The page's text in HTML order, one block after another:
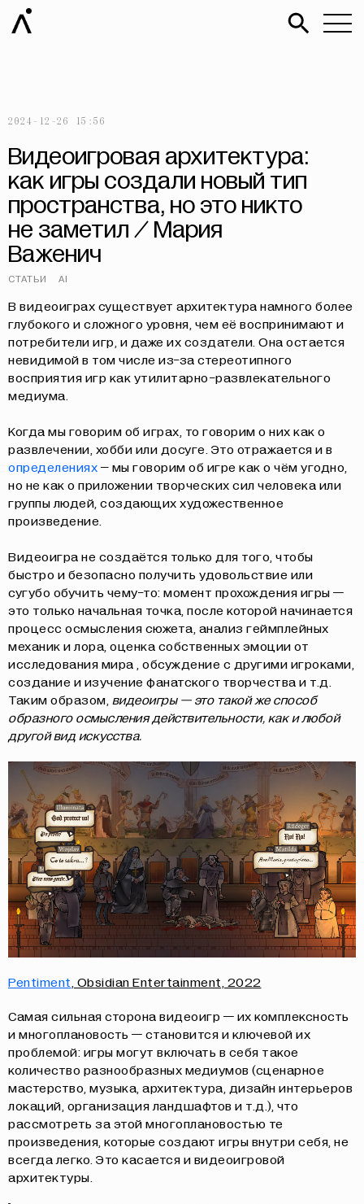
2024-12-26 15:56
Видеоигровая архитектура:
как игры создали новый тип
пространства, но это никто
не заметил / Мария
Важенич
СТАТЬИ AI
В видеоиграх существует архитектура намного более
глубокого и сложного уровня, чем её воспринимают и
потребители игр, и даже их создатели. Она остается
невидимой в том числе из-за стереотипного
восприятия игр как утилитарно-развлекательного
медиума.
Когда мы говорим об играх, то говорим о них как о
развлечении, хобби или досуге. Это отражается и в
определениях – мы говорим об игре как о чём угодно,
но не как о приложении творческих сил человека или
группы людей, создающих художественное
произведение.
Видеоигра не создаётся только для того, чтобы
быстро и безопасно получить удовольствие или
сугубо обучить чему-то: момент прохождения игры —
это только начальная точка, после которой начинается
процесс осмысления сюжета, анализ геймплейных
механик и лора, оценка собственных эмоции от
исследования мира , обсуждение с другими игроками,
создание и изучение фанатского творчества и т.д.
Таким образом, видеоигры — это такой же способ
образного осмысления действительности, как и любой
другой вид искусства.
Pentiment , Obsidian Entertainment, 2022
Самая сильная сторона видеоигр — их комплексность
и многоплановость — становится и ключевой их
проблемой: игры могут включать в себя такое
количество разнообразных медиумов (сценарное
мастерство, музыка, архитектура, дизайн интерьеров
локаций, организация ландшафтов и т.д.), что
рассмотреть за этой многоплановостью те
произведения, которые создают игры внутри себя, не
всегда легко. Это касается и видеоигровой
архитектуры.